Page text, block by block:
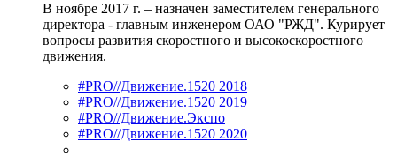
В ноябре 2017 г. – назначен заместителем генерального
директора - главным инженером ОАО "РЖД". Курирует
вопросы развития скоростного и высокоскоростного
движения.
#PRO//Движение.1520 2018
#PRO//Движение.1520 2019
#PRO//Движение.Экспо
#PRO//Движение.1520 2020